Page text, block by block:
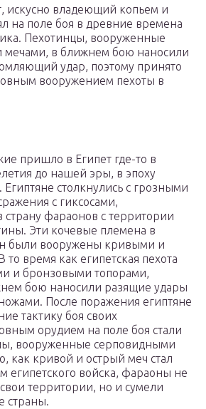
искусно владеющий копьем и
на поле боя в древние времена
Пехотинцы, вооруженные
в ближнем бою наносили
удар, поэтому принято
вооружением пехоты в
пришло в Египет где-то в
до нашей эры, в эпоху
Египтяне столкнулись с грозными
с гиксосами,
страну фараонов с территории
Эти кочевые племена в
были вооружены кривыми и
время как египетская пехота
и бронзовыми топорами,
бою наносили разящие удары
После поражения египтяне
тактику боя своих
орудием на поле боя стали
вооруженные серповидными
как кривой и острый меч стал
египетского войска, фараоны не
территории, но и сумели
страны.